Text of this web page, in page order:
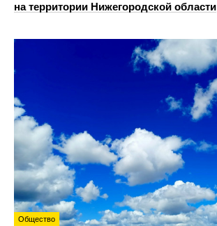
на территории Нижегородской области
Общество